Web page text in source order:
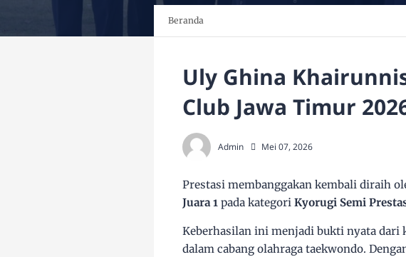
Beranda
Uly Ghina
Club Jawa Timur
Admin Mei 07, 2026
Prestasi membanggakan kembali diraih
Juara 1 pada kategori Kyorugi Semi
Keberhasilan ini menjadi bukti nyata
dalam cabang olahraga taekwondo.